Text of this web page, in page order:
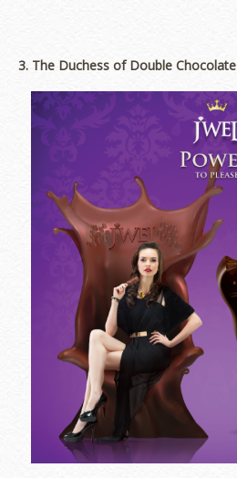
3. The Duchess of Double Chocolate